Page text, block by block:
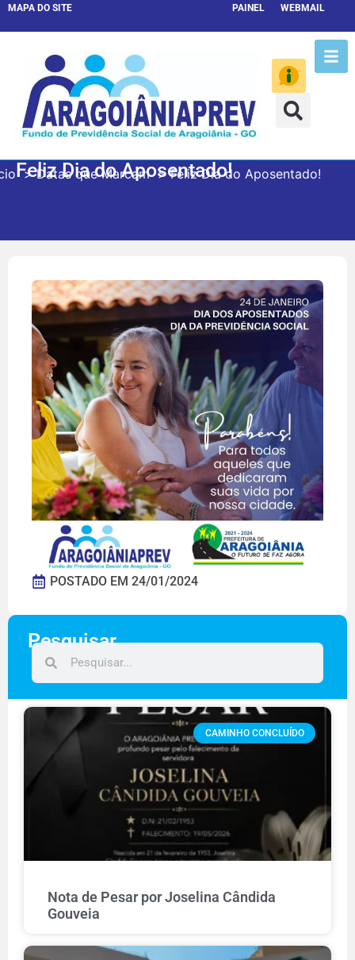
MAPA DO SITE PAINEL WEBMAIL
Feliz Dia do Aposentado!
Datas que Marcam Feliz Dia do Aposentado!
POSTADO EM 24/01/2024
Pesquisar
CAMINHO CONCLUÍDO
Nota de Pesar por Joselina Cândida
Gouveia